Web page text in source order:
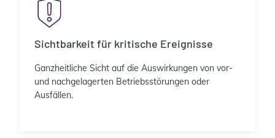
Sichtbarkeit für kritische Ereignisse
Ganzheitliche Sicht auf die Auswirkungen von vor-
und nachgelagerten Betriebsstörungen oder
Ausfällen.